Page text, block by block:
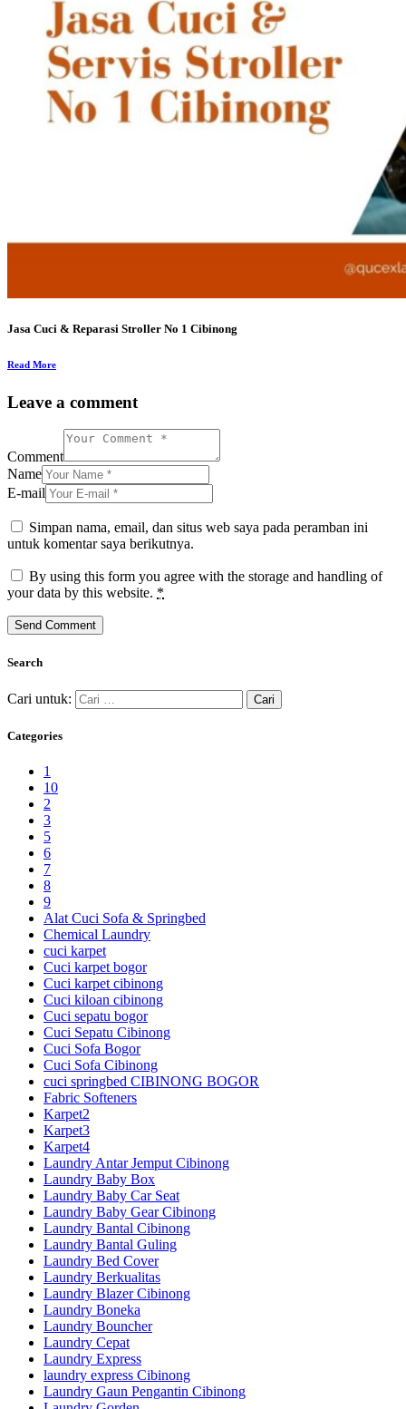
Jasa Cuci & Reparasi Stroller No 1 Cibinong
Read More
Leave a comment
Comment
Name
E-mail
Simpan nama, email, dan situs web saya pada peramban ini
untuk komentar saya berikutnya.
By using this form you agree with the storage and handling of
your data by this website. *
Search
Cari untuk:
Categories
1
10
2
3
5
6
7
8
9
Alat Cuci Sofa & Springbed
Chemical Laundry
cuci karpet
Cuci karpet bogor
Cuci karpet cibinong
Cuci kiloan cibinong
Cuci sepatu bogor
Cuci Sepatu Cibinong
Cuci Sofa Bogor
Cuci Sofa Cibinong
cuci springbed CIBINONG BOGOR
Fabric Softeners
Karpet2
Karpet3
Karpet4
Laundry Antar Jemput Cibinong
Laundry Baby Box
Laundry Baby Car Seat
Laundry Baby Gear Cibinong
Laundry Bantal Cibinong
Laundry Bantal Guling
Laundry Bed Cover
Laundry Berkualitas
Laundry Blazer Cibinong
Laundry Boneka
Laundry Bouncher
Laundry Cepat
Laundry Express
laundry express Cibinong
Laundry Gaun Pengantin Cibinong